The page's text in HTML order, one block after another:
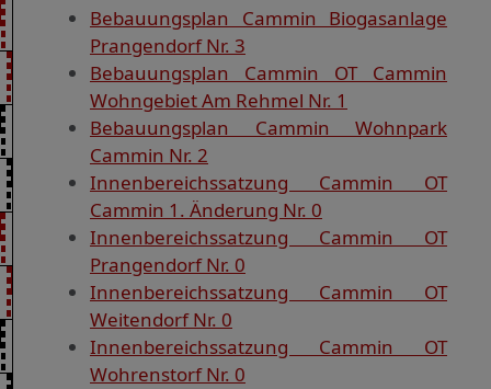
Bebauungsplan Cammin Biogasanlage
Prangendorf Nr. 3
Bebauungsplan Cammin OT Cammin
Wohngebiet Am Rehmel Nr. 1
Bebauungsplan Cammin Wohnpark
Cammin Nr. 2
Innenbereichssatzung Cammin OT
Cammin 1. Änderung Nr. 0
Innenbereichssatzung Cammin OT
Prangendorf Nr. 0
Innenbereichssatzung Cammin OT
Weitendorf Nr. 0
Innenbereichssatzung Cammin OT
Wohrenstorf Nr. 0